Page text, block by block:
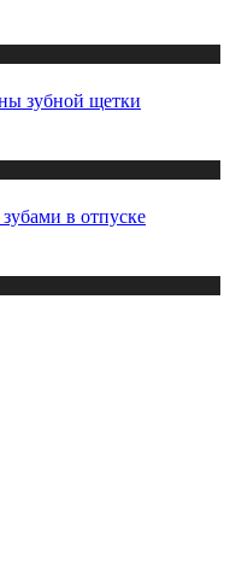
зубной щетки
в отпуске